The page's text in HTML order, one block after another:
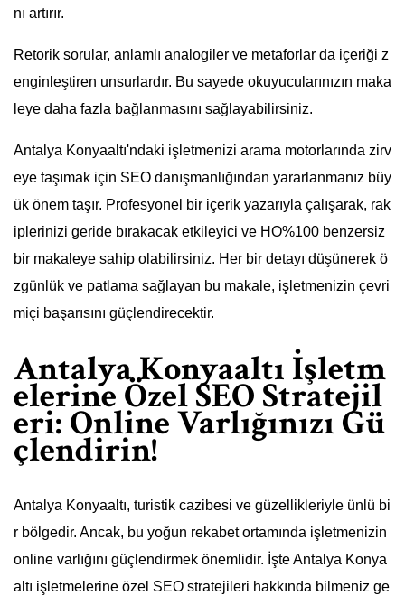
nı artırır.
Retorik sorular, anlamlı analogiler ve metaforlar da içeriği z
enginleştiren unsurlardır. Bu sayede okuyucularınızın maka
leye daha fazla bağlanmasını sağlayabilirsiniz.
Antalya Konyaaltı'ndaki işletmenizi arama motorlarında zirv
eye taşımak için SEO danışmanlığından yararlanmanız büy
ük önem taşır. Profesyonel bir içerik yazarıyla çalışarak, rak
iplerinizi geride bırakacak etkileyici ve HO%100 benzersiz
bir makaleye sahip olabilirsiniz. Her bir detayı düşünerek ö
zgünlük ve patlama sağlayan bu makale, işletmenizin çevri
miçi başarısını güçlendirecektir.
Antalya Konyaaltı İşletm
elerine Özel SEO Stratejil
eri: Online Varlığınızı Gü
çlendirin!
Antalya Konyaaltı, turistik cazibesi ve güzellikleriyle ünlü bi
r bölgedir. Ancak, bu yoğun rekabet ortamında işletmenizin
online varlığını güçlendirmek önemlidir. İşte Antalya Konya
altı işletmelerine özel SEO stratejileri hakkında bilmeniz ge